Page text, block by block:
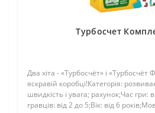
Турбосчет
Два хіта - «Турбосчёт» і «Турбосчёт
яскравій коробці!Категорія:
швидкість і увага; рахунок;Час гри:
гравців: від 2 до 5;Вік: від 6